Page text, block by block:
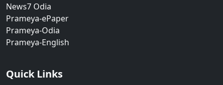
News7 Odia
Prameya-ePaper
Prameya-Odia
Prameya-English
Quick Links